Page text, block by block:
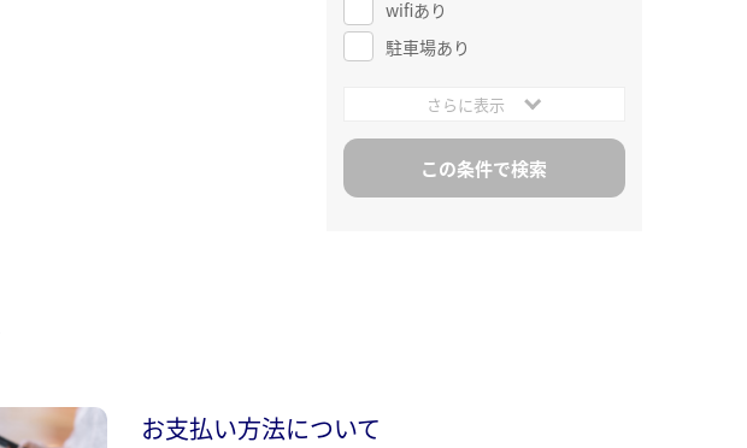
wifiあり
駐車場あり
さらに表示
お支払い方法について